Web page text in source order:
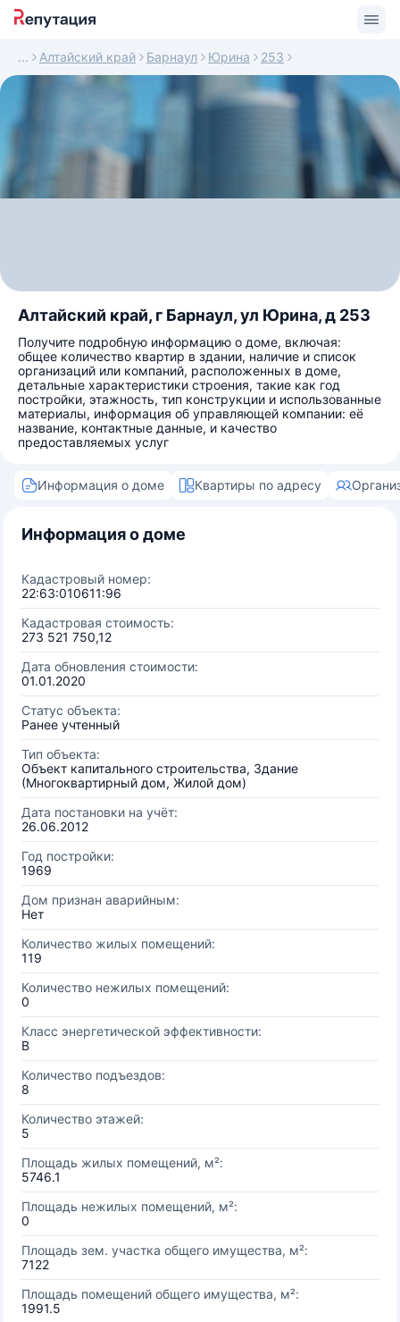
Алтайский край Барнаул Юрина 253
Алтайский край, г Барнаул, ул Юрина, д 253
Получите подробную информацию о доме, включая:
общее количество квартир в здании, наличие и список
организаций или компаний, расположенных в доме,
детальные характеристики строения, такие как год
постройки, этажность, тип конструкции и использованные
материалы, информация об управляющей компании: её
название, контактные данные, и качество
предоставляемых услуг
Информация о доме Квартиры по адресу
Информация о доме
Кадастровый номер:
22:63:010611:96
Кадастровая стоимость:
273 521 750,12
Дата обновления стоимости:
01.01.2020
Статус объекта:
Ранее учтенный
Тип объекта:
Объект капитального строительства, Здание
(Многоквартирный дом, Жилой дом)
Дата постановки на учёт:
26.06.2012
Год постройки:
1969
Дом признан аварийным:
Нет
Количество жилых помещений:
119
Количество нежилых помещений:
0
Класс энергетической эффективности:
B
Количество подъездов:
8
Количество этажей:
5
Площадь жилых помещений, м²:
5746.1
Площадь нежилых помещений, м²:
0
Площадь зем. участка общего имущества, м²:
7122
Площадь помещений общего имущества, м²:
1991.5